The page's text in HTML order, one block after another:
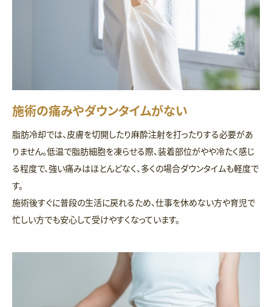
施術の痛みやダウンタイムがない
脂肪冷却では、皮膚を切開したり麻酔注射を打ったりする必要があ
りません。低温で脂肪細胞を凍らせる際、装着部位がやや冷たく感じ
る程度で、強い痛みはほとんどなく、多くの場合ダウンタイムも軽度で
す。
施術後すぐに普段の生活に戻れるため、仕事を休めない方や育児で
忙しい方でも安心して受けやすくなっています。